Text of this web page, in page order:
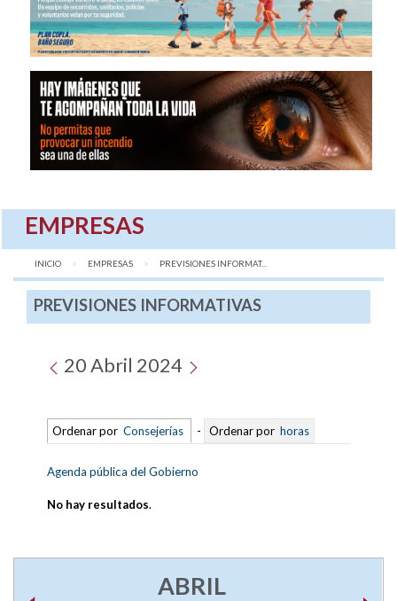
EMPRESAS
INICIO EMPRESAS AQUÍ:
PREVISIONES INFORMAT...
PREVISIONES INFORMATIVAS
20 Abril 2024
Ordenar por Consejerías - Ordenar por horas
Agenda pública del Gobierno
No hay resultados.
ABRIL